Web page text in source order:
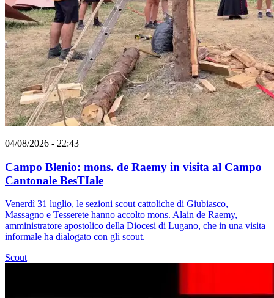
04/08/2026 - 22:43
Campo Blenio: mons. de Raemy in visita al Campo
Cantonale BesTIale
Venerdì 31 luglio, le sezioni scout cattoliche di Giubiasco,
Massagno e Tesserete hanno accolto mons. Alain de Raemy,
amministratore apostolico della Diocesi di Lugano, che in una visita
informale ha dialogato con gli scout.
Scout